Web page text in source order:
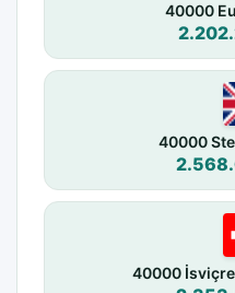
40000
40000
40000 İsviçre